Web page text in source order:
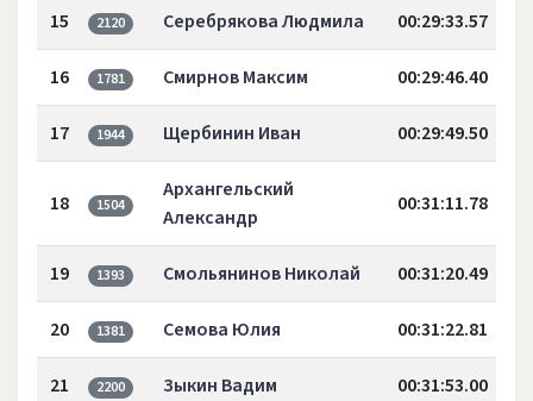
15 2120 Серебрякова Людмила 00:29:33.57
16 1781 Смирнов Максим 00:29:46.40
17 1944 Щербинин Иван 00:29:49.50
18 1504
Архангельский
Александр
00:31:11.78
19 1393 Смольянинов Николай 00:31:20.49
20 1381 Семова Юлия 00:31:22.81
21 2200 Зыкин Вадим 00:31:53.00